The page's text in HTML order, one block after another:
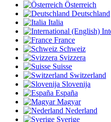
Österreich
Deutschland
Italia
France
Schweiz
Svizzera
Suisse
Switzerland
Slovenija
España
Magyar
Nederland
Sverige